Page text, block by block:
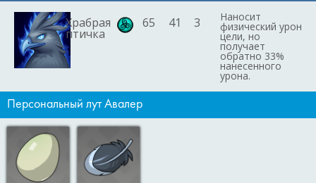
Храбрая
птичка
65 41 3 Наносит
физический урон
цели, но
получает
обратно 33%
нанесенного
урона.
Персональный лут Авалер